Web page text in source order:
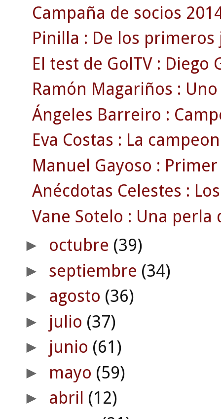
Campaña de socios
Pinilla : De los
El test de GolTV : Diego
Ramón Magariños :
Ángeles Barreiro :
Eva Costas : La
Manuel Gayoso :
Anécdotas Celestes :
Vane Sotelo : Una
► octubre (39)
► septiembre (34)
► agosto (36)
► julio (37)
► junio (61)
► mayo (59)
► abril (12)